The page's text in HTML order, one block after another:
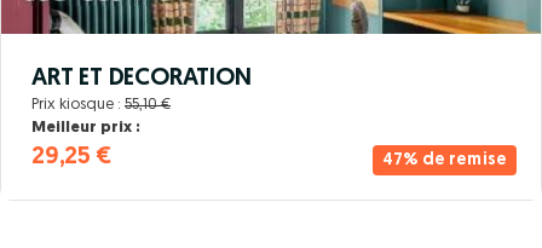
47% de remise
ART ET DECORATION
Prix kiosque : 55,10 €
Meilleur prix :
29,25 €